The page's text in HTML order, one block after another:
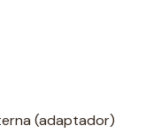
(adaptador)